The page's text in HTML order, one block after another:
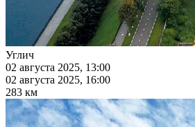
Углич
02 августа 2025, 13:00
02 августа 2025, 16:00
283 км